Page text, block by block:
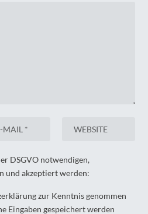
DSGVO notwendigen,
und akzeptiert werden:
zur Kenntnis genommen
Eingaben gespeichert werden